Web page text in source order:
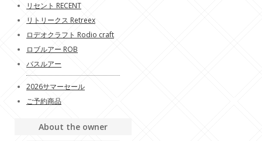
リセント RECENT
リトリークス Retreex
ロデオクラフト Rodio craft
ロブルアー ROB
バスルアー
2026サマーセール
ご予約商品
About the owner